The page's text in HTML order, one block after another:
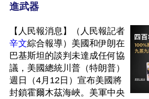
進武器
【人民報消息】（人民報記者
辛文綜合報導）美國和伊朗在
巴基斯坦的談判未達成任何協
議，美國總統川普（特朗普）
週日（4月12日）宣布美國將
封鎖霍爾木茲海峽。美軍中央